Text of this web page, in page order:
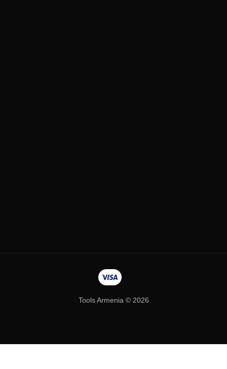
Tools Armenia © 2026